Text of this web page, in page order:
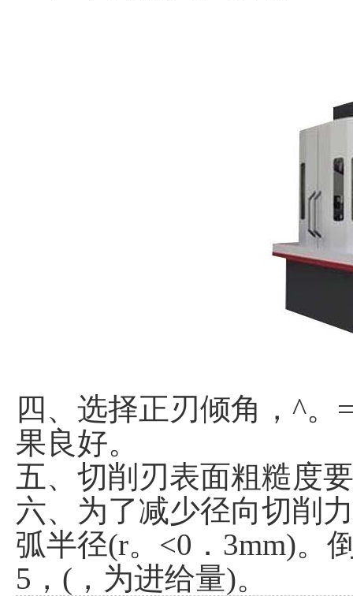
四、选择正刃倾角，^
果良好。
五、切削刃表面粗糙度
六、为了减少径向切削
弧半径(r。<0．3mm)。
5，(，为进给量)。